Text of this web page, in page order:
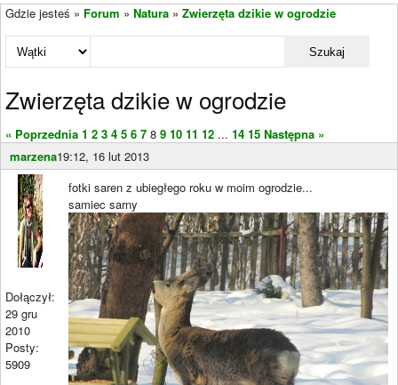
Gdzie jesteś » Forum » Natura » Zwierzęta dzikie w ogrodzie
Szukaj
Zwierzęta dzikie w ogrodzie
« Poprzednia 1 2 3 4 5 6 7 8 9 10 11 12 ... 14 15 Następna »
marzena19:12, 16 lut 2013
Dołączył:
29 gru
2010
Posty:
5909
fotki saren z ubiegłego roku w moim ogrodzie...
samiec sarny